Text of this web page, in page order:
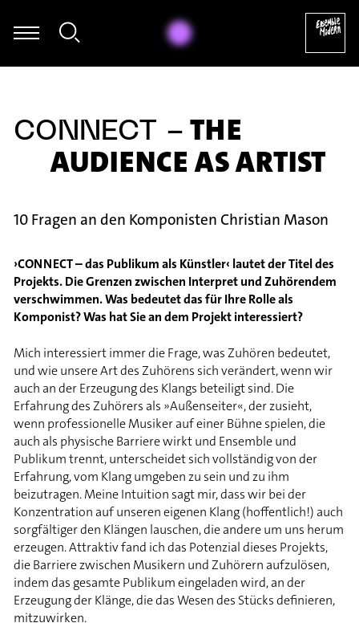
Jacobs-Perkins - Hannah Ishizaki: Exploration (2019 / 2025)
CONNECT - THE
AUDIENCE AS ARTIST
10 Fragen an den Komponisten Christian Mason
›CONNECT – das Publikum als Künstler‹ lautet der Titel des
Projekts. Die Grenzen zwischen Interpret und Zuhörendem
verschwimmen. Was bedeutet das für Ihre Rolle als
Komponist? Was hat Sie an dem Projekt interessiert?
Mich interessiert immer die Frage, was Zuhören bedeutet,
und wie unsere Art des Zuhörens sich verändert, wenn wir
auch an der Erzeugung des Klangs beteiligt sind. Die
Erfahrung des Zuhörers als »Außenseiter«, der zusieht,
wenn professionelle Musiker auf einer Bühne spielen, die
auch als physische Barriere wirkt und Ensemble und
Publikum trennt, unterscheidet sich vollständig von der
Erfahrung, vom Klang umgeben zu sein und zu ihm
beizutragen. Meine Intuition sagt mir, dass wir bei der
Konzentration auf unseren eigenen Klang (hoffentlich!) auch
sorgfältiger den Klängen lauschen, die andere um uns herum
erzeugen. Attraktiv fand ich das Potenzial dieses Projekts,
die Barriere zwischen Musikern und Zuhörern aufzulösen,
indem das gesamte Publikum eingeladen wird, an der
Erzeugung der Klänge, die das Wesen des Stücks definieren,
mitzuwirken.